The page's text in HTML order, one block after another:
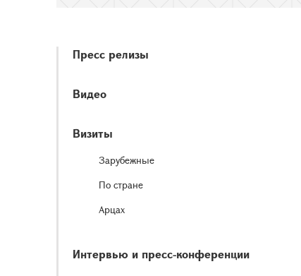
Пресс релизы
Видео
Визиты
Зарубежные
По стране
Арцах
Интервью и пресс-конференции